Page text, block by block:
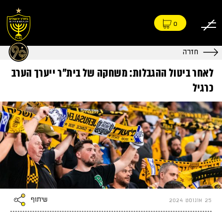
0
חזרה
לאחר ביטול ההגבלות: משחקה של בית"ר ייערך הערב
כרגיל
25 אוגוסט 2024 שיתוף